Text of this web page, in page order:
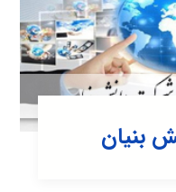
بنیان